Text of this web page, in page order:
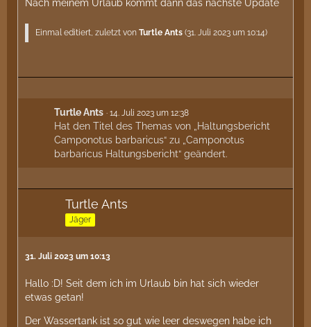
Nach meinem Urlaub kommt dann das nächste Update
Einmal editiert, zuletzt von Turtle Ants (31. Juli 2023 um 10:14)
Turtle Ants 14. Juli 2023 um 12:38
Hat den Titel des Themas von „Haltungsbericht
Camponotus barbaricus“ zu „Camponotus
barbaricus Haltungsbericht“ geändert.
Turtle Ants
Jäger
31. Juli 2023 um 10:13
Hallo :D! Seit dem ich im Urlaub bin hat sich wieder
etwas getan!
Der Wassertank ist so gut wie leer deswegen habe ich